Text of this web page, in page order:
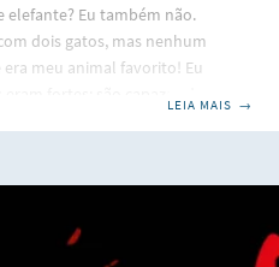
elefante? Eu também não.
dois gatos, mas nenhum
meu animal favorito! Eu
corda, prendem a uma
LEIA MAIS →